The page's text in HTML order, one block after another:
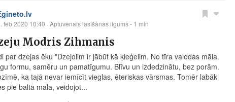
feb 2020 10:40 · Aptuvenais lasīšanas ilgums - 1 min
Modris Zihmanis
par dzejas ēku "Dzejolim ir jābūt kā ķieģelim. No tīra valodas māla.
formu, samēru un pamatīgumu. Blīvu un izdedzinātu, bez porām.
ka tajā nevar iemīcīt vieglas, ēteriskas vārsmas. Tomēr labāk
pie baltā māla, veidojot...